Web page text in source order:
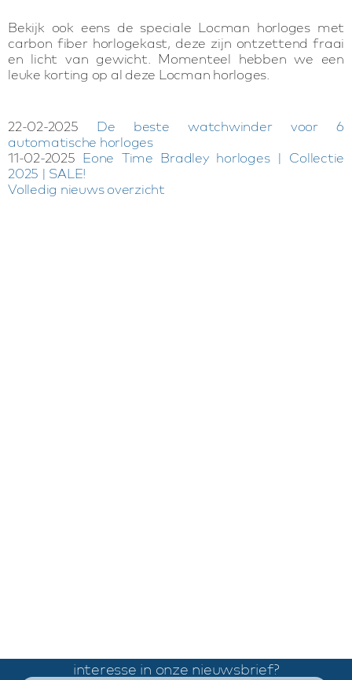
Bekijk ook eens de speciale Locman horloges met
carbon fiber horlogekast, deze zijn ontzettend fraai
en licht van gewicht. Momenteel hebben we een
leuke korting op al deze Locman horloges.
22-02-2025 De beste watchwinder voor 6
automatische horloges
11-02-2025 Eone Time Bradley horloges | Collectie
2025 | SALE!
Volledig nieuws overzicht
interesse in onze nieuwsbrief?